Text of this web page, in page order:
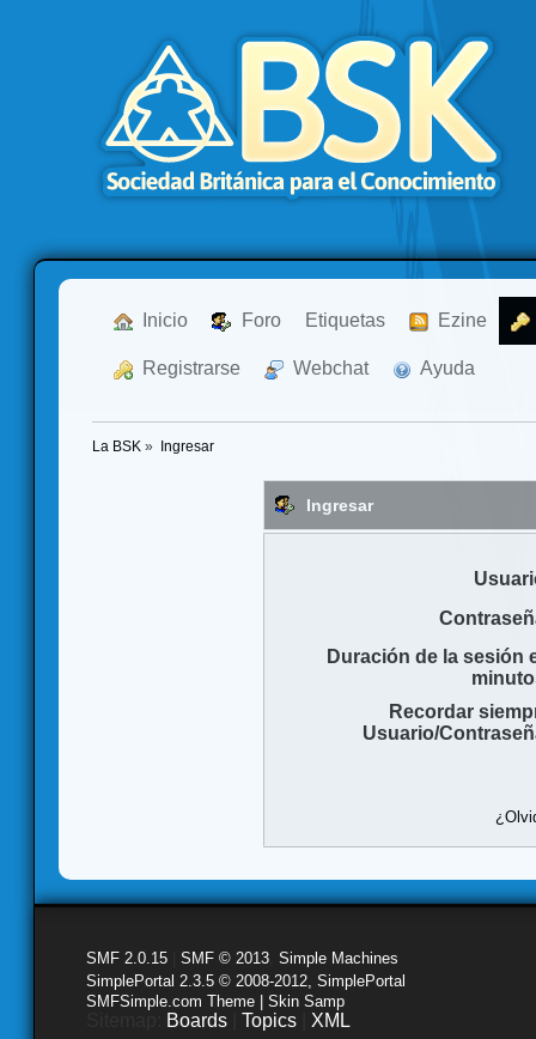
Inicio Foro Etiquetas Ezine
Registrarse Webchat Ayuda
La BSK » Ingresar
Ingresar
Duración de la sesión
Recordar
Usuario/
SMF 2.0.15 SMF © 2013 Simple Machines
SimplePortal 2.3.5 © 2008-2012, SimplePortal
SMFSimple.com Theme | Skin Samp
Boards Topics XML